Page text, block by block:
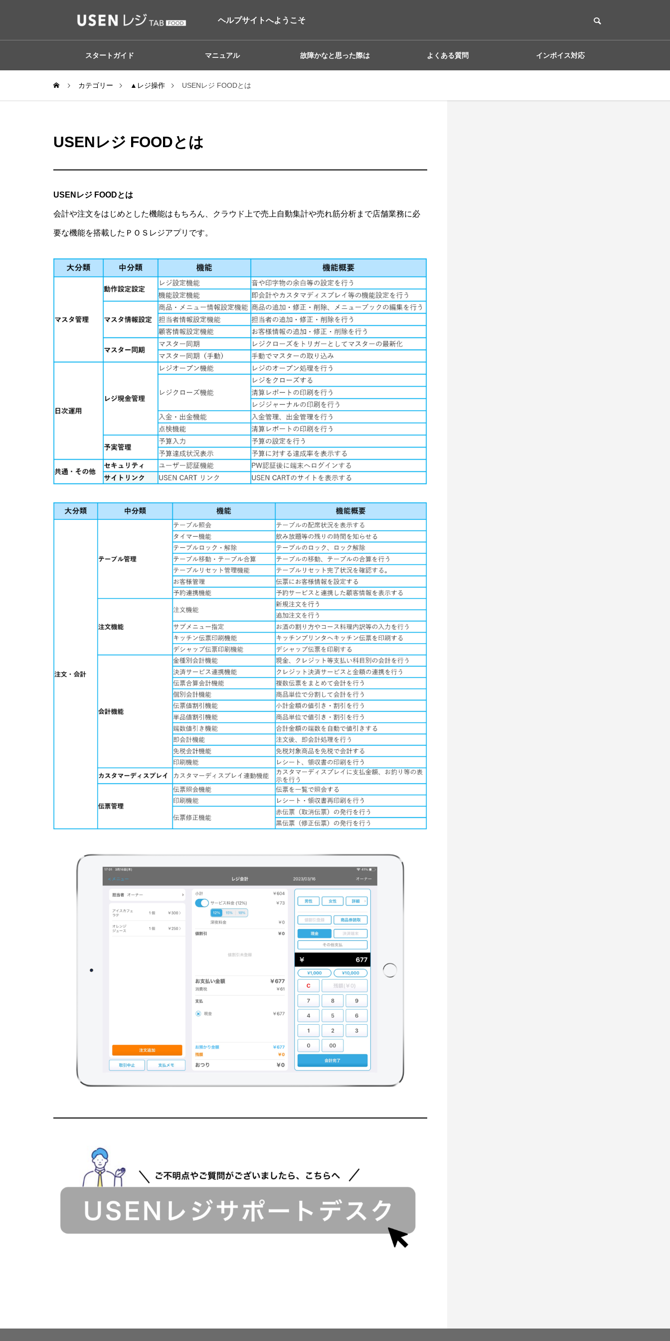
ヘルプサイトへようこそ
スタートガイド マニュアル 故障かなと思った際は よくある質問 インボイス対応
カテゴリー ▲レジ操作 USENレジ FOODとは
USENレジ FOODとは
USENレジ FOODとは
会計や注文をはじめとした機能はもちろん、クラウド上で売上自動集計や売れ筋分析まで店舗業務に必
要な機能を搭載したＰＯＳレジアプリです。